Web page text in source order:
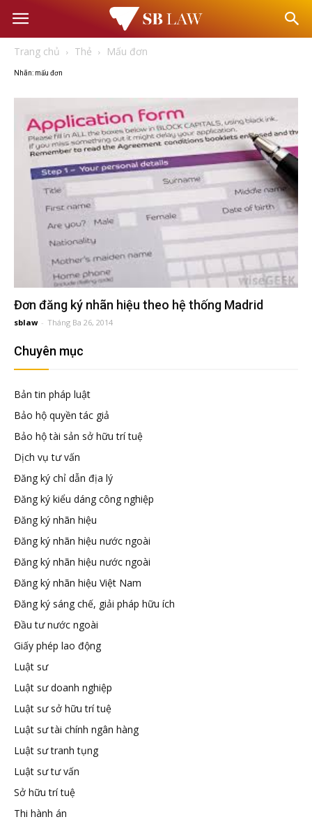
Văn
đầu
Đại
diện
hữu
tuệ
Trang chủ Thẻ Mấu đơn
Nhãn: mấu đơn
Đơn đăng ký nhãn hiệu theo hệ thống Madrid
sblaw - Tháng Ba 26, 2014
Chuyên mục
Bản tin pháp luật
Bảo hộ quyền tác giả
Bảo hộ tài sản sở hữu trí tuệ
Dịch vụ tư vấn
Đăng ký chỉ dẫn địa lý
Đăng ký kiểu dáng công nghiệp
Đăng ký nhãn hiệu
Đăng ký nhãn hiệu nước ngoài
Đăng ký nhãn hiệu nước ngoài
Đăng ký nhãn hiệu Việt Nam
Đăng ký sáng chế, giải pháp hữu ích
Đầu tư nước ngoài
Giấy phép lao động
Luật sư
Luật sư doanh nghiệp
Luật sư sở hữu trí tuệ
Luật sư tài chính ngân hàng
Luật sư tranh tụng
Luật sư tư vấn
Sở hữu trí tuệ
Thi hành án